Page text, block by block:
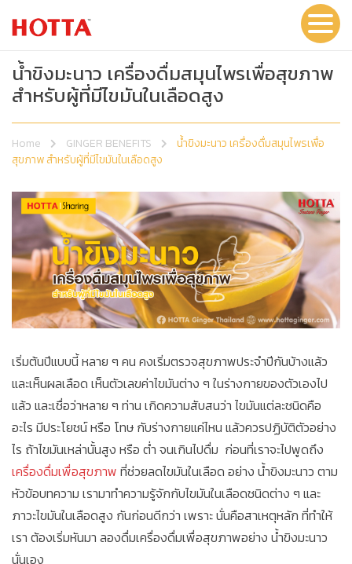
น้ำขิงมะนาว เครื่องดื่มสมุนไพรเพื่อสุขภาพ
สำหรับผู้ที่มีไขมันในเลือดสูง
Home GINGER BENEFITS
น้ำขิงมะนาว เครื่องดื่มสมุนไพรเพื่อ
สุขภาพ สำหรับผู้ที่มีไขมันในเลือดสูง
เริ่มต้นปีแบบนี้ หลาย ๆ คน คงเริ่มตรวจสุขภาพประจำปีกันบ้างแล้ว
และเห็นผลเลือด เห็นตัวเลขค่าไขมันต่าง ๆ ในร่างกายของตัวเองไป
แล้ว และเชื่อว่าหลาย ๆ ท่าน เกิดความสับสนว่า ไขมันแต่ละชนิดคือ
อะไร มีประโยชน์ หรือ โทษ กับร่างกายแค่ไหน แล้วควรปฏิบัติตัวอย่าง
ไร ถ้าไขมันเหล่านั้นสูง หรือ ต่ำ จนเกินไปดื่ม ก่อนที่เราจะไปพูดถึง
เครื่องดื่มเพื่อสุขภาพ ที่ช่วยลดไขมันในเลือด อย่าง น้ำขิงมะนาว ตาม
หัวข้อบทความ เรามาทำความรู้จักกับไขมันในเลือดชนิดต่าง ๆ และ
ภาวะไขมันในเลือดสูง กันก่อนดีกว่า เพราะ นั่นคือสาเหตุหลัก ที่ทำให้
เรา ต้องเริ่มหันมา ลองดื่มเครื่องดื่มเพื่อสุขภาพอย่าง น้ำขิงมะนาว
นั่นเอง